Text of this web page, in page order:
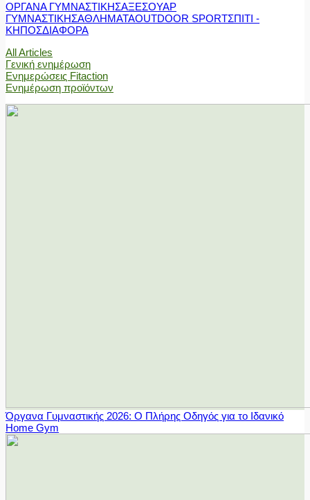
ΟΡΓΑΝΑ ΓΥΜΝΑΣΤΙΚΗΣΑΞΕΣΟΥΑΡ
ΓΥΜΝΑΣΤΙΚΗΣΑΘΛΗΜΑΤΑOUTDOOR SPORTΣΠΙΤΙ -
ΚΗΠΟΣΔΙΑΦΟΡΑ
All Articles
Γενική ενημέρωση
Ενημερώσεις Fitaction
Ενημέρωση προϊόντων
Όργανα Γυμναστικής 2026: Ο Πλήρης Οδηγός για το Ιδανικό
Home Gym